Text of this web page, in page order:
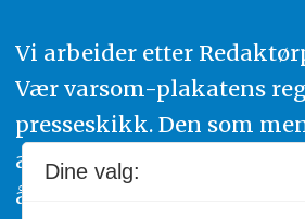
Vi arbeider etter
Vær varsom-plakatens
presseskikk. Den som
av urettmessig
å ta kontakt med
Dine valg: